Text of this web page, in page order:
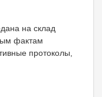
на склад
фактам
протоколы,